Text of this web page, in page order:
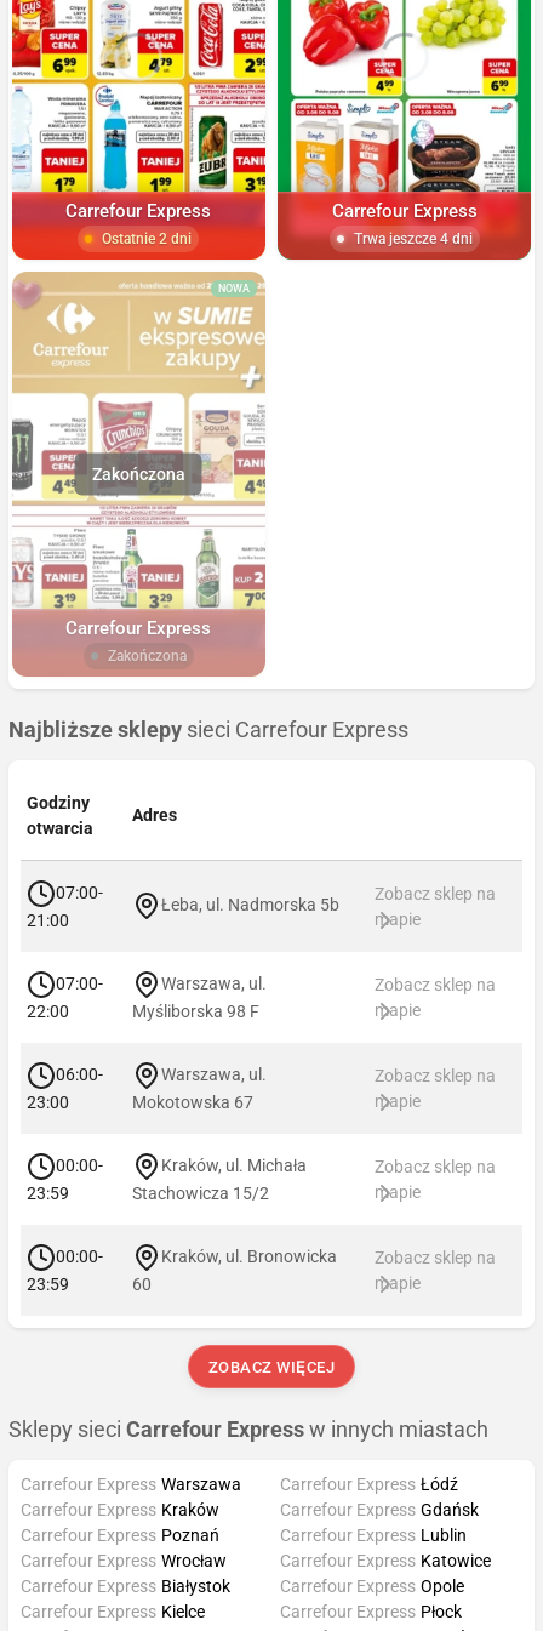
Carrefour Express
Ostatnie 2 dni
Carrefour Express
Trwa jeszcze 4 dni
NOWA
Carrefour Express
Zakończona
Najbliższe sklepy sieci Carrefour Express
Godziny
otwarcia
Adres
07:00-
21:00
Łeba, ul. Nadmorska 5b
Zobacz sklep na
mapie
07:00-
22:00
Warszawa, ul.
Myśliborska 98 F
Zobacz sklep na
mapie
06:00-
23:00
Warszawa, ul.
Mokotowska 67
Zobacz sklep na
mapie
00:00-
23:59
Kraków, ul. Michała
Stachowicza 15/2
Zobacz sklep na
mapie
00:00-
23:59
Kraków, ul. Bronowicka
60
Zobacz sklep na
mapie
ZOBACZ WIĘCEJ
Sklepy sieci Carrefour Express w innych miastach
Carrefour Express Warszawa
Carrefour Express Kraków
Carrefour Express Poznań
Carrefour Express Wrocław
Carrefour Express Łódź
Carrefour Express Gdańsk
Carrefour Express Lublin
Carrefour Express Katowice
Carrefour Express Białystok
Carrefour Express Kielce
Carrefour Express Opole
Carrefour Express Płock